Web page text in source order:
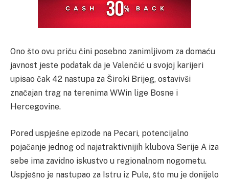
Ono što ovu priču čini posebno zanimljivom za domaću
javnost jeste podatak da je Valenčić u svojoj karijeri
upisao čak 42 nastupa za Široki Brijeg, ostavivši
značajan trag na terenima WWin lige Bosne i
Hercegovine.
Pored uspješne epizode na Pecari, potencijalno
pojačanje jednog od najatraktivnijih klubova Serije A iza
sebe ima zavidno iskustvo u regionalnom nogometu.
Uspješno je nastupao za Istru iz Pule, što mu je donijelo